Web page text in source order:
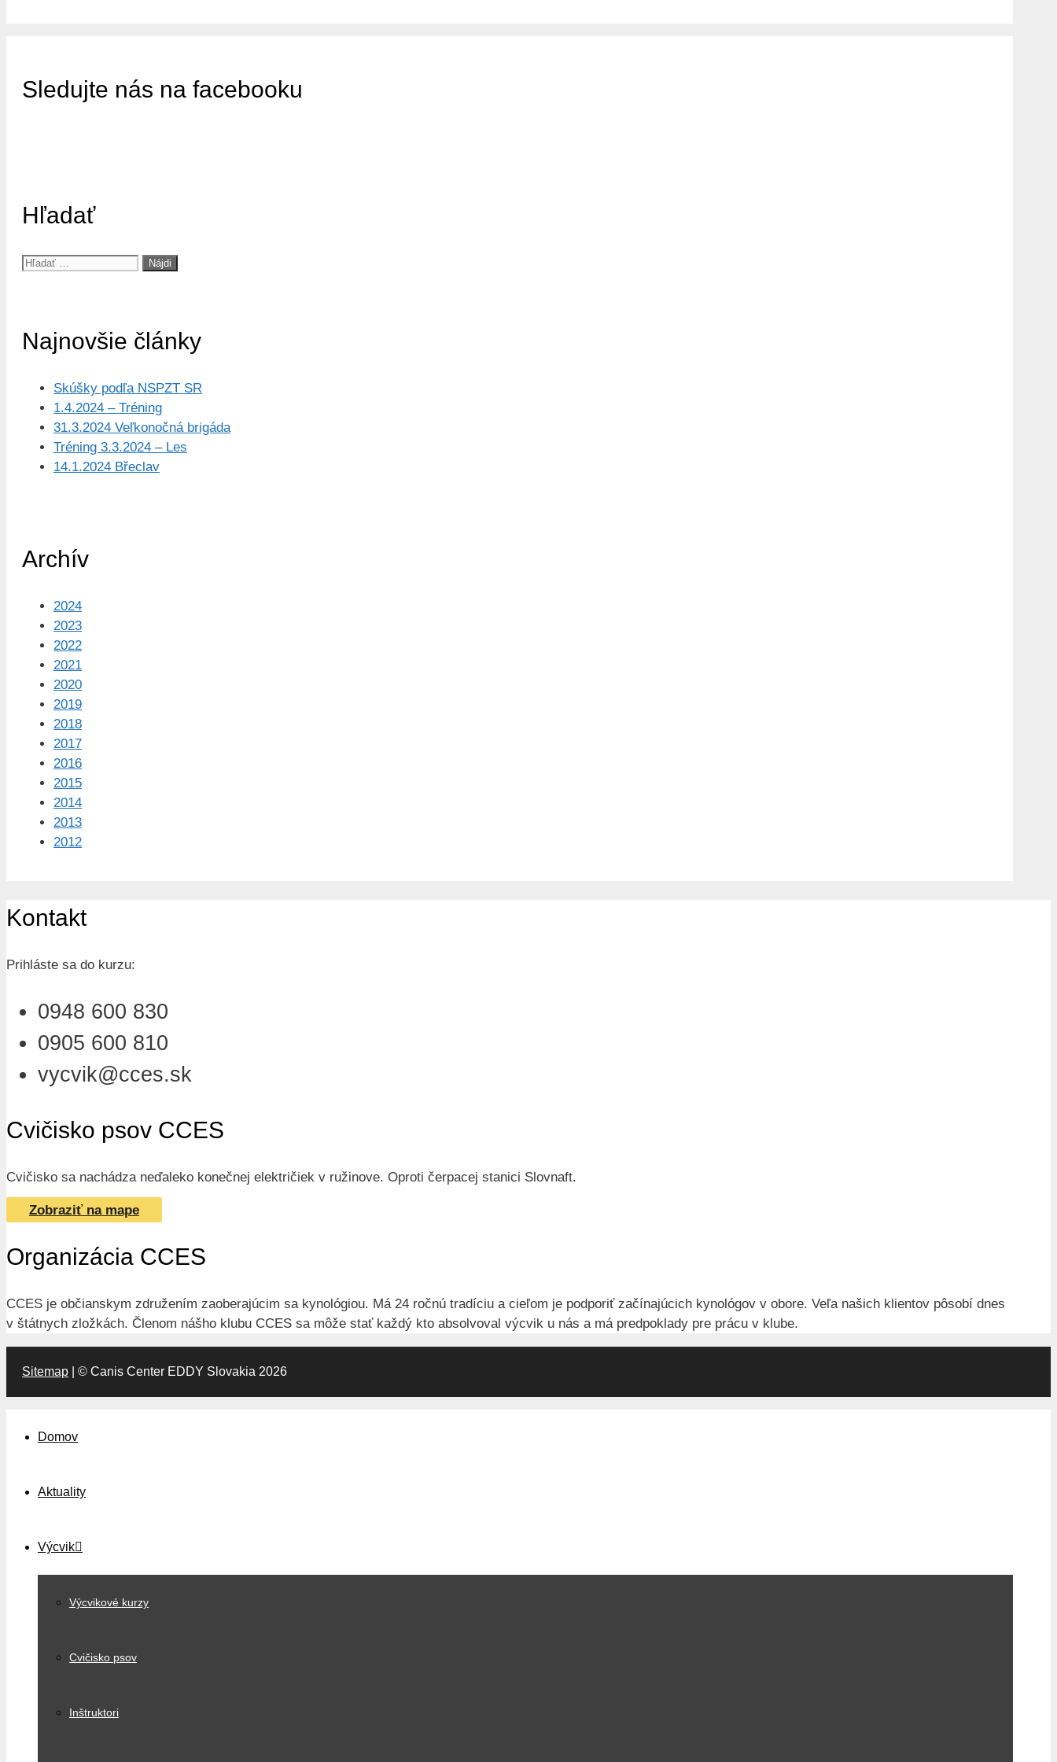
Sledujte nás na facebooku
Hľadať
Hľadať:
Najnovšie články
Skúšky podľa NSPZT SR
1.4.2024 – Tréning
31.3.2024 Veľkonočná brigáda
Tréning 3.3.2024 – Les
14.1.2024 Břeclav
Archív
2024
2023
2022
2021
2020
2019
2018
2017
2016
2015
2014
2013
2012
Kontakt
Prihláste sa do kurzu:
0948 600 830
0905 600 810
vycvik@cces.sk
Cvičisko psov CCES
Cvičisko sa nachádza neďaleko konečnej električiek v ružinove. Oproti čerpacej stanici Slovnaft.
Zobraziť na mape
Organizácia CCES
CCES je občianskym združením zaoberajúcim sa kynológiou. Má 24 ročnú tradíciu a cieľom je podporiť začínajúcich kynológov v obore. Veľa našich klientov pôsobí dnes
v štátnych zložkách. Členom nášho klubu CCES sa môže stať každý kto absolvoval výcvik u nás a má predpoklady pre prácu v klube.
Sitemap | © Canis Center EDDY Slovakia 2026
Domov
Aktuality
Výcvik
Výcvikové kurzy
Cvičisko psov
Inštruktori